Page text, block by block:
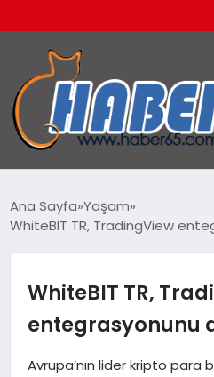
TEKNOLOJI
Ana Sayfa Yaşam
WhiteBIT TR, TradingView
WhiteBIT TR,
entegrasyonunu
Avrupa’nın lider kripto para